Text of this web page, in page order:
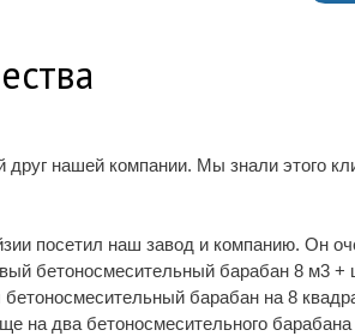
нашей компании. Мы знали этого
посетил наш завод и компанию. Он
бетоносмесительный барабан 8 м3
бетоносмесительный барабан на 8
на два бетоносмесительного